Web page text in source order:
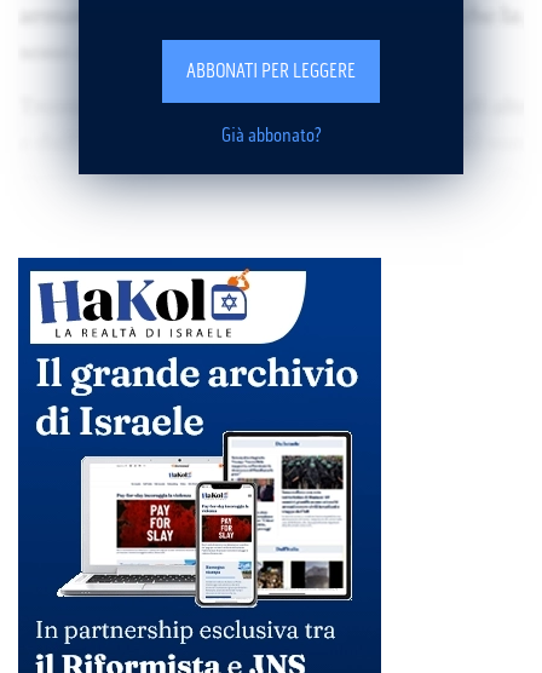
ABBONATI PER LEGGERE
Già abbonato?